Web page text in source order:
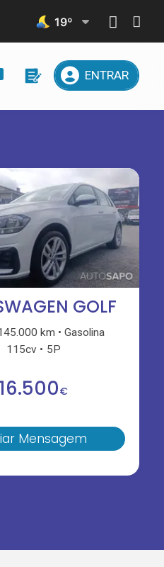
19º
ENTRAR
GOLF
km
Gasolina
115cv
5P
16.500€
Mensagem